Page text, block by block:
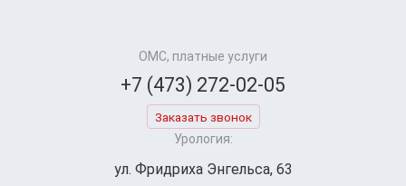
ОМС, платные услуги
+7 (473) 272-02-05
Заказать звонок
Урология:
ул. Фридриха Энгельса, 63